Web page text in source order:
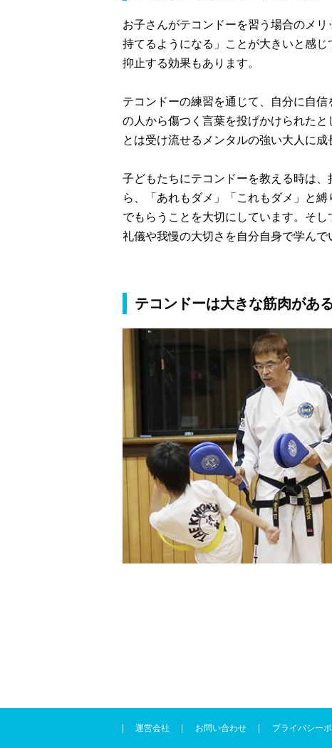
お子さんがテコンドーを習う場合のメ
持てるようになる」ことが大きいと感
抑止する効果もあります。
テコンドーの練習を通じて、自分に自
の人から傷つく言葉を投げかけられた
とは受け流せるメンタルの強い大人に成
子どもたちにテコンドーを教える時は
ら、「あれもダメ」「これもダメ」と
でもらうことを大切にしています。そ
礼儀や我慢の大切さを自分自身で学んで
テコンドーは大きな筋肉があ
運営会社 お問い合わせ プライバシー